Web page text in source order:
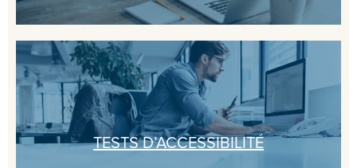
TESTS D’ACCESSIBILITÉ